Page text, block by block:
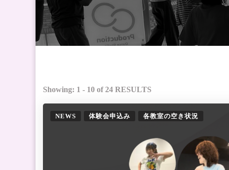
Showing: 1 - 10 of 24 RESULTS
NEWS 体験会申込み 各教室の空き状況